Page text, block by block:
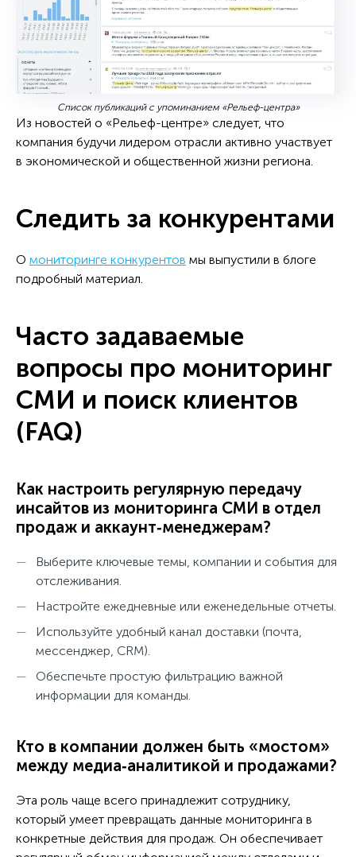
Список публикаций с упоминанием «Рельеф-центра»
Из новостей о «Рельеф-центре» следует, что
компания будучи лидером отрасли активно участвует
в экономической и общественной жизни региона.
Следить за конкурентами
О мониторинге конкурентов мы выпустили в блоге
подробный материал.
Часто задаваемые
вопросы про мониторинг
СМИ и поиск клиентов
(FAQ)
Как настроить регулярную передачу
инсайтов из мониторинга СМИ в отдел
продаж и аккаунт‑менеджерам?
Выберите ключевые темы, компании и события для
отслеживания.
Настройте ежедневные или еженедельные отчеты.
Используйте удобный канал доставки (почта,
мессенджер, CRM).
Обеспечьте простую фильтрацию важной
информации для команды.
Кто в компании должен быть «мостом»
между медиа‑аналитикой и продажами?
Эта роль чаще всего принадлежит сотруднику,
который умеет превращать данные мониторинга в
конкретные действия для продаж. Он обеспечивает